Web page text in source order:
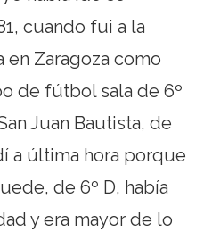
cuando fui a la
en Zaragoza como
de fútbol sala de 6º
Juan Bautista, de
a última hora porque
de 6º D, había
y era mayor de lo